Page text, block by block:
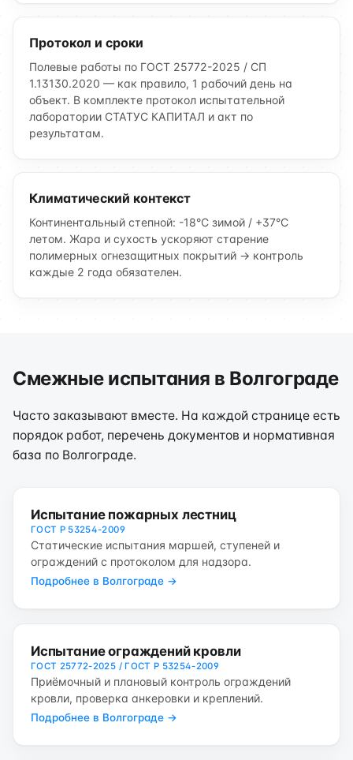
Протокол и сроки
Полевые работы по ГОСТ 25772-2025 / СП
1.13130.2020 — как правило, 1 рабочий день на
объект. В комплекте протокол испытательной
лаборатории СТАТУС КАПИТАЛ и акт по
результатам.
Климатический контекст
Континентальный степной: -18°C зимой / +37°C
летом. Жара и сухость ускоряют старение
полимерных огнезащитных покрытий → контроль
каждые 2 года обязателен.
Смежные испытания в Волгограде
Часто заказывают вместе. На каждой странице есть
порядок работ, перечень документов и нормативная
база по Волгограде.
Испытание пожарных лестниц
ГОСТ Р 53254-2009
Статические испытания маршей, ступеней и
ограждений с протоколом для надзора.
Подробнее в Волгограде →
Испытание ограждений кровли
ГОСТ 25772-2025 / ГОСТ Р 53254-2009
Приёмочный и плановый контроль ограждений
кровли, проверка анкеровки и креплений.
Подробнее в Волгограде →